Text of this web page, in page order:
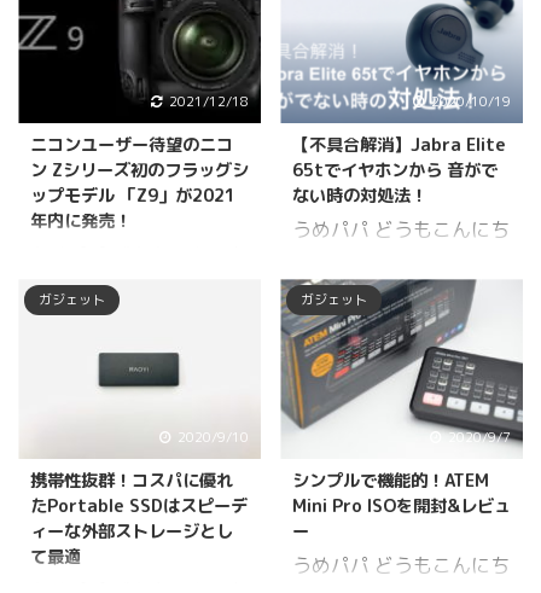
2021/12/18
ニコンユーザー待望のニコ
ン Zシリーズ初のフラッグシ
ップモデル 「Z9」が2021
年内に発売！
は！うめパパ
（Twitter,Facebook）で
っては既にご存知の方も
た「Z9」が2021年に発
売されるとして話題を呼
んでいます！ リンク フ
ラグシップモデルといえ
ば、カメラメーカーが送
り出す製品の中でも最上
2020/10/19
【不具合解消】Jabra Elite
65tでイヤホンから 音がで
ない時の対処法！
うめパパ どうもこんにち
（Twitter,Facebook）で
す。 普段iPhoneで
Amazon Musicの音楽を
流して楽しんでいるので
すが、近年ワイヤレスイ
ヤホンの性能がよくなっ
Elite 65tを１年程前に購
入して愛用しています。
て右側のイヤホンから音
ガジェット
2020/9/10
携帯性抜群！コスパに優れ
たPortable SSDはスピーデ
ィーな外部ストレージとし
て最適
ガジェット
2020/9/7
シンプルで機能的！ATEM
Mini Pro ISOを開封&レビュ
ー
うめパパ どうもこんにち